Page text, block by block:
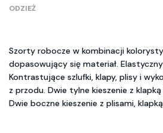
ODZIEŻ
Szorty robocze w kombinacji
dopasowujący się materiał.
Kontrastujące szlufki, klapy, plisy i
z przodu. Dwie tylne kieszenie z
Dwie boczne kieszenie z plisami,